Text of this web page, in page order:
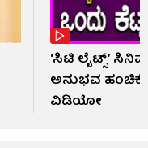
‘ಸಿಟಿ ಲೈಟ್ಸ್’
ಅನುಭವ
ವಿಡಿಯೋ